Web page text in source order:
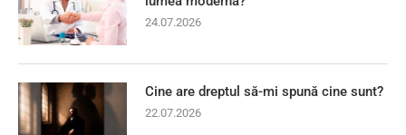
24.07.2026
Cine are dreptul să-mi spună cine sunt?
22.07.2026